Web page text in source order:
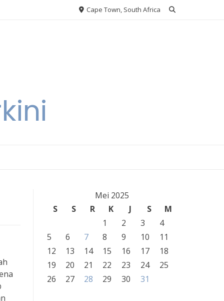
Cape Town, South Africa
Mei 2025
S
S R K J S
M
1
2 3
4
5
6 7 8 9 10
11
12
13 14 15 16 17
18
19
20 21 22 23 24
25
26
27 28 29 30 31